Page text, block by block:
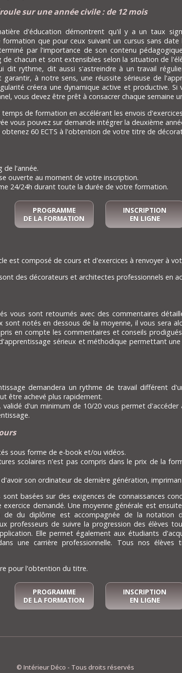
sur une année civile : de 12 mois
d'éducation démontrent qu'il y a un taux
formation que pour ceux suivant un cursus sans
par l'importance de son contenu
de chacun et sont extensibles selon la situation de
dit rythme, dit aussi s'astreindre à un travail
à notre sens, une réussite sérieuse de
créera une dynamique active et productive.
vous devez être prêt à consacrer chaque semaine
de formation en accélérant les envois
vous pouvez sur demande intégrer la deuxième
obtenez 60 ECTS à l'obtention de votre titre de
de l'année.
ouverte au moment de votre inscription.
24/24h durant toute la durée de votre formation.
PROGRAMME
DE LA FORMATION
INSCRIPTION
EN LIGNE
est composé de cours et d'exercices à renvoyer à
des décorateurs et architectes professionnels en
vous sont retournés avec des commentaires
sont notés en dessous de la moyenne, il vous sera
en compte les commentaires et conseils
sérieux et méthodique permettant
demandera un rythme de travail différent
être achevé plus rapidement.
d'un minimum de 10/20 vous permet
sous forme de e-book et/ou vidéos.
scolaires n'est pas compris dans le prix de la
son ordinateur de dernière génération,
basées sur des exigences de connaissances
demandé. Une moyenne générale est
de du diplôme est accompagnée de la notation
professeurs de suivre la progression des élèves
Elle permet également aux étudiants
une carrière professionnelle. Tous nos
pour l'obtention du titre.
PROGRAMME
DE LA FORMATION
INSCRIPTION
EN LIGNE
© Intérieur Déco - Tous droits réservés